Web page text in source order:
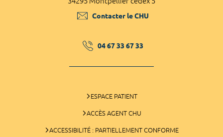
Contacter le CHU
04 67 33 67 33
ESPACE PATIENT
ACCÈS AGENT CHU
ACCESSIBILITÉ : PARTIELLEMENT CONFORME